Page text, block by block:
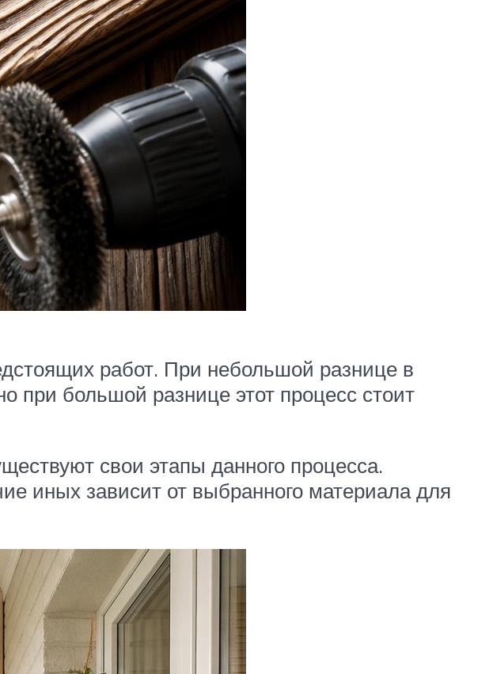
работ. При небольшой разнице в
при большой разнице этот процесс стоит
свои этапы данного процесса.
иных зависит от выбранного материала для